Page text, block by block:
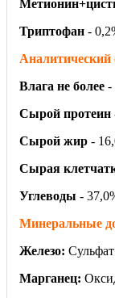
Триптофан -
Аналитический
Влага не более -
Сырой протеин
Сырой жир -
Сырая
Углеводы -
Минеральные
Железо:
Марганец: